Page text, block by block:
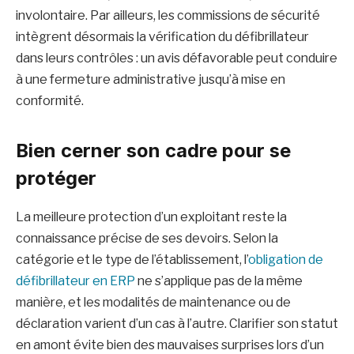
involontaire. Par ailleurs, les commissions de sécurité
intègrent désormais la vérification du défibrillateur
dans leurs contrôles : un avis défavorable peut conduire
à une fermeture administrative jusqu’à mise en
conformité.
Bien cerner son cadre pour se
protéger
La meilleure protection d’un exploitant reste la
connaissance précise de ses devoirs. Selon la
catégorie et le type de l’établissement, l’obligation de
défibrillateur en ERP ne s’applique pas de la même
manière, et les modalités de maintenance ou de
déclaration varient d’un cas à l’autre. Clarifier son statut
en amont évite bien des mauvaises surprises lors d’un